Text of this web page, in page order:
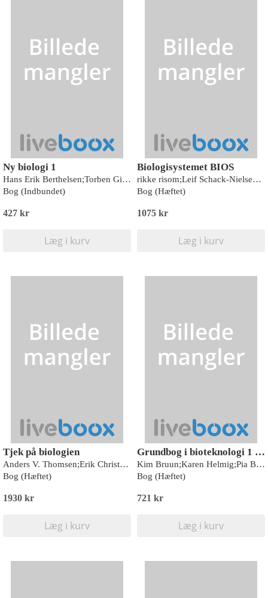
Ny biologi 1
Hans Erik Berthelsen;Torben Gisselø
Bog (Indbundet)
427 kr
Læg i kurv
Biologisystemet BIOS
rikke risom;Leif Schack-Nielsen;Anders V. Thomsen;Thomas Bach Piekut
Bog (Hæftet)
1075 kr
Læg i kurv
Tjek på biologien
Anders V. Thomsen;Erik Christensen
Bog (Hæftet)
1930 kr
Læg i kurv
Grundbog i bioteknologi 1 - STX - 2. udgave
Kim Bruun;Karen Helmig;Pia Birgitte Geertsen
Bog (Hæftet)
721 kr
Læg i kurv